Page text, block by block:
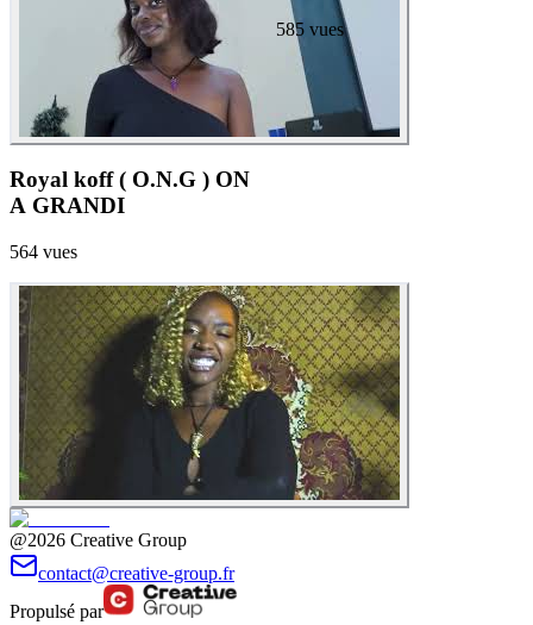
Royal koff ( O.N.G ) ON
A GRANDI
564 vues
585 vues
@2026 Creative Group
contact@creative-group.fr
Propulsé par